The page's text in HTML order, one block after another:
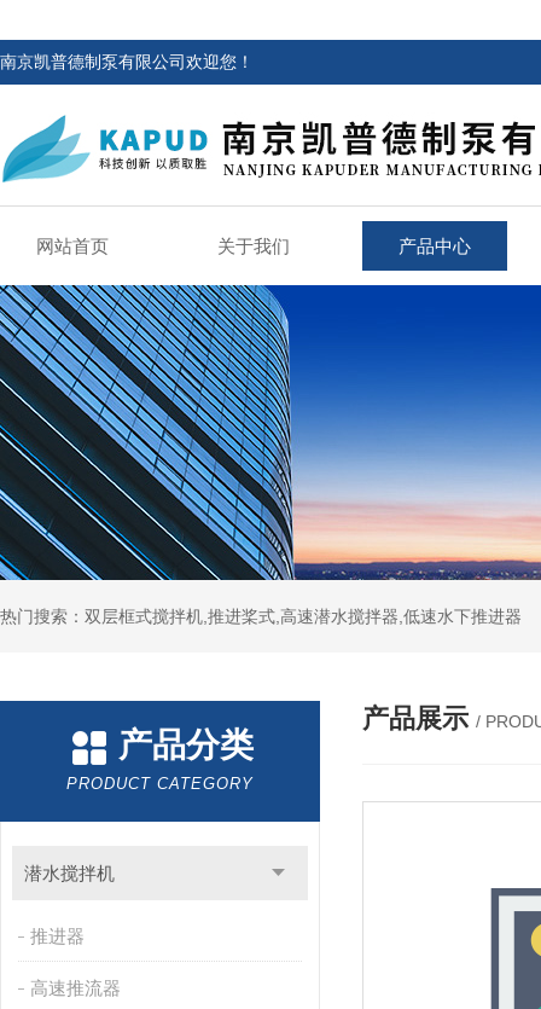
南京凯普德制泵有限公司欢迎您！
网站首页 关于我们 产品中心
热门搜索：双层框式搅拌机,推进桨式,高速潜水搅拌器,低速水下推进器
产品分类
PRODUCT CATEGORY
潜水搅拌机
推进器
高速推流器
产品展示 /